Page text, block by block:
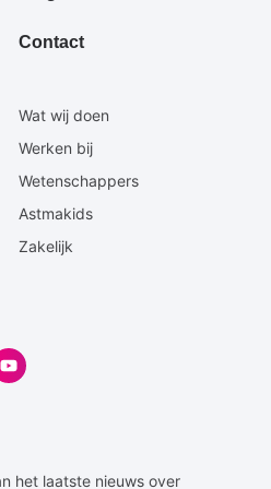
Contact
Wat wij doen
Werken bij
Wetenschappers
Astmakids
Zakelijk
het laatste nieuws over